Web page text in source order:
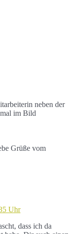
neben der
mal im Bild
Grüße vom
Uhr
dass ich da